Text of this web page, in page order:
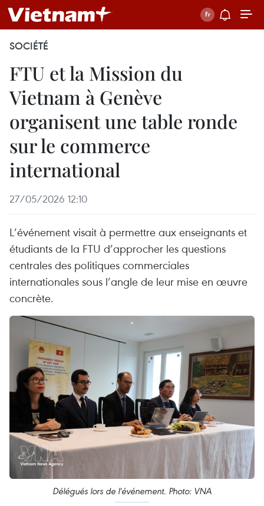
SOCIÉTÉ
FTU et la Mission du
Vietnam à Genève
organisent une table ronde
sur le commerce
international
27/05/2026 12:10
L’événement visait à permettre aux enseignants et
étudiants de la FTU d’approcher les questions
centrales des politiques commerciales
internationales sous l’angle de leur mise en œuvre
concrète.
Délégués lors de l'événement. Photo: VNA